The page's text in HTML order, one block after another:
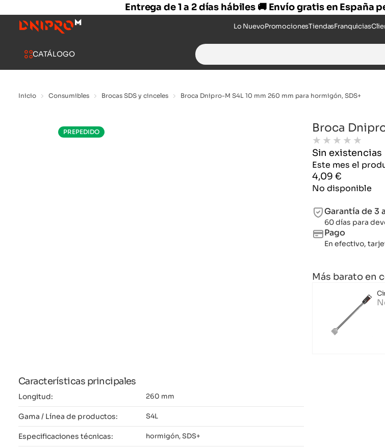
Entrega de 1 a 2 días hábiles 🚚 Envío gratis en
Lo NuevoPromocionesTiendasFranquicias
CATÁLOGO
Search
for:
Inicio Consumibles Brocas SDS y cinceles Broca Dnipro-M S4L 10 mm 260 mm para hormigón, SDS+
PREPEDIDO
Características principales
Longitud: 260 mm
Gama / Línea de productos: S4L
Especificaciones técnicas: hormigón, SDS+
Broca
★ ★ ★ ★ ★
Sin existencias
Este mes el
4,09 €
No disponible
Garantía de 3
60 días para
Pago
En efectivo,
Más barato en